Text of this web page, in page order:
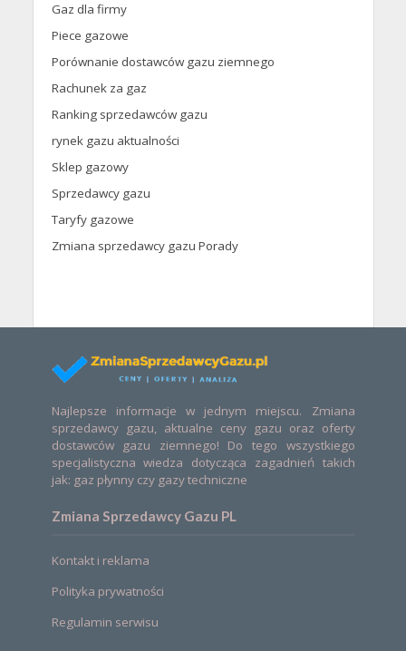
Gaz dla firmy
Piece gazowe
Porównanie dostawców gazu ziemnego
Rachunek za gaz
Ranking sprzedawców gazu
rynek gazu aktualności
Sklep gazowy
Sprzedawcy gazu
Taryfy gazowe
Zmiana sprzedawcy gazu Porady
Najlepsze informacje w jednym miejscu. Zmiana
sprzedawcy gazu, aktualne ceny gazu oraz oferty
dostawców gazu ziemnego! Do tego wszystkiego
specjalistyczna wiedza dotycząca zagadnień takich
jak: gaz płynny czy gazy techniczne
Zmiana Sprzedawcy Gazu PL
Kontakt i reklama
Polityka prywatności
Regulamin serwisu